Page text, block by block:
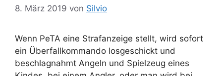
r
8. März 2019 von Silvio
Wenn PeTA eine Strafanzeige stellt, wird sofort
ein Überfallkommando losgeschickt und
beschlagnahmt Angeln und Spielzeug eines